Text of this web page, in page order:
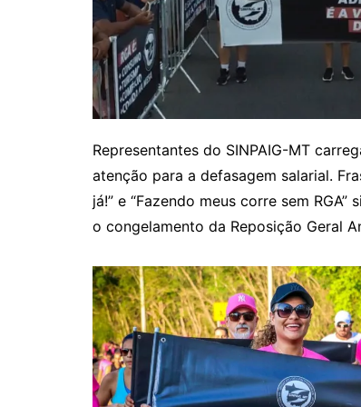
Representantes do SINPAIG-MT
atenção para a defasagem salarial.
já!” e “Fazendo meus corre sem
o congelamento da Reposição Geral